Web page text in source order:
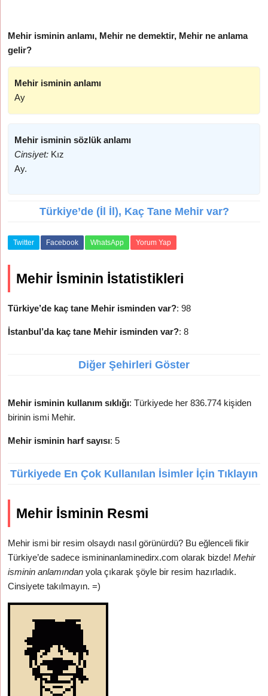
Mehir isminin anlamı, Mehir ne demektir, Mehir ne anlama
gelir?
Mehir isminin anlamı
Ay
Mehir isminin sözlük anlamı
Cinsiyet: Kız
Ay.
Türkiye’de (İl İl), Kaç Tane Mehir var?
Twitter Facebook WhatsApp Yorum Yap
Mehir İsminin İstatistikleri
Türkiye’de kaç tane Mehir isminden var?: 98
İstanbul’da kaç tane Mehir isminden var?: 8
Diğer Şehirleri Göster
Mehir isminin kullanım sıklığı: Türkiyede her 836.774 kişiden
birinin ismi Mehir.
Mehir isminin harf sayısı: 5
Türkiyede En Çok Kullanılan İsimler İçin Tıklayın
Mehir İsminin Resmi
Mehir ismi bir resim olsaydı nasıl görünürdü? Bu eğlenceli fikir
Türkiye’de sadece ismininanlaminedirx.com olarak bizde!Mehir
isminin anlamından yola çıkarak şöyle bir resim hazırladık.
Cinsiyete takılmayın. =)